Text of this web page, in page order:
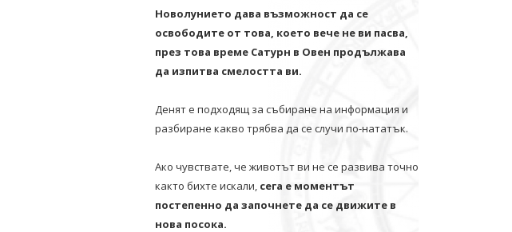
Новолунието дава възможност да се
освободите от това, което вече не ви пасва,
през това време Сатурн в Овен продължава
да изпитва смелостта ви.
Денят е подходящ за събиране на информация и
разбиране какво трябва да се случи по-нататък.
Ако чувствате, че животът ви не се развива точно
както бихте искали, сега е моментът
постепенно да започнете да се движите в
нова посока.